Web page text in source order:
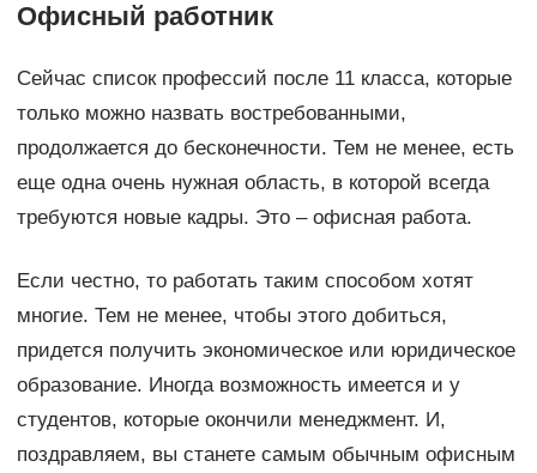
Офисный работник
Сейчас список профессий после 11 класса, которые
только можно назвать востребованными,
продолжается до бесконечности. Тем не менее, есть
еще одна очень нужная область, в которой всегда
требуются новые кадры. Это – офисная работа.
Если честно, то работать таким способом хотят
многие. Тем не менее, чтобы этого добиться,
придется получить экономическое или юридическое
образование. Иногда возможность имеется и у
студентов, которые окончили менеджмент. И,
поздравляем, вы станете самым обычным офисным